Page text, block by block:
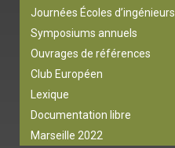
Journées Écoles d’ingénieurs
Symposiums annuels
Ouvrages de références
Club Européen
Lexique
Documentation libre
Marseille 2022